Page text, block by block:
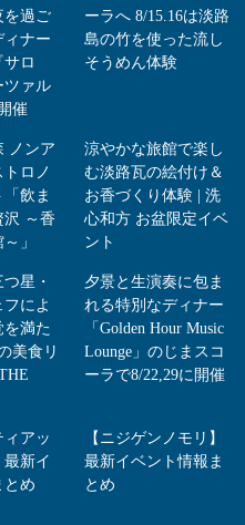
を過ご
ィナー
サロ
ツァル
催
ーラへ 8/15.16は淡路
島の竹を使った流し
そうめん体験
ノンア
ロノ
「飲ま
沢 ～香
」
涼やかな旅館で楽し
む淡路瓦の絵付け＆
お香づくり体験 | 洗
心和方 お盆限定イベ
ント
星・
によ
を満た
美食リ
夕景と生演奏に包ま
れる特別なディナー
「Golden Hour Music
Lounge」のじまスコ
ーラで8/22,29に開催
ィアッ
新イ
とめ
【ニジゲンノモリ】
最新イベント情報ま
とめ